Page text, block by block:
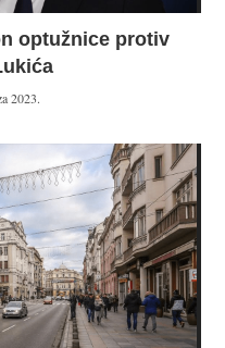
optužnice protiv
2023.